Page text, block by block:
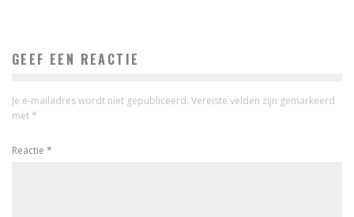
GEEF EEN REACTIE
Je e-mailadres wordt niet gepubliceerd. Vereiste velden zijn gemarkeerd
met *
Reactie *